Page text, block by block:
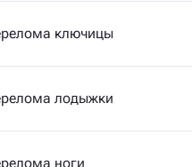
ключицы
лодыжки
ноги